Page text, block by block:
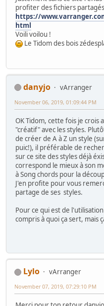
profiter des fichiers
https://
html
Voili voilou !
Le Tidom des bois
danyjo
vArranger
November 06, 2019, 01:09:44 PM
OK Tidom, cette fois je
"créatif" avec les styles.
de créer de A à Z un style
puic!), il préférable de
sur ce site des styles déjà
correspond le mieux à son
à Song chords pour la
J'en profite pour vous
partage de ses styles.
Pour ce qui est de
compris à quoi ça sert, mais
Lylo
vArranger
November 07, 2019, 07:29:10 PM